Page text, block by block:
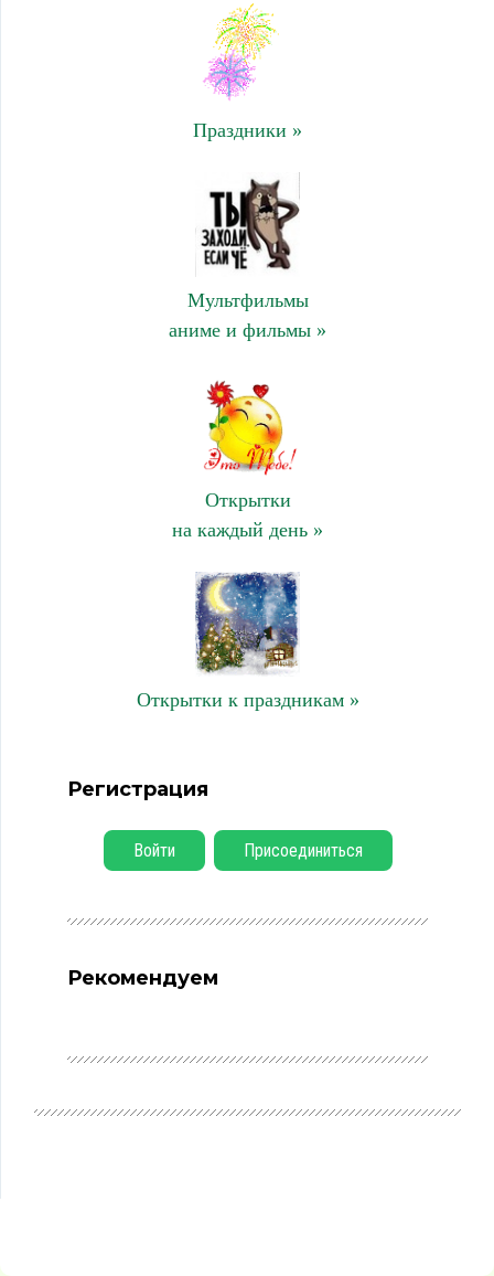
Праздники »
Мультфильмы
аниме и фильмы »
Открытки
на каждый день »
Открытки к праздникам »
Регистрация
Войти Присоединиться
Рекомендуем